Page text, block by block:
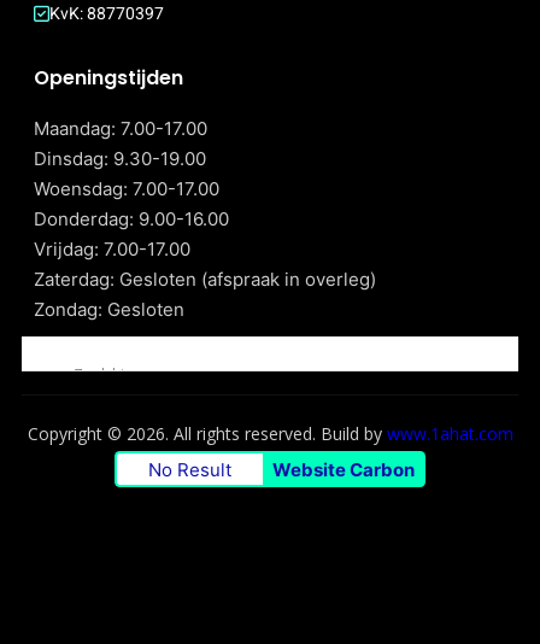
KvK: 88770397
Openingstijden
Maandag: 7.00-17.00
Dinsdag: 9.30-19.00
Woensdag: 7.00-17.00
Donderdag: 9.00-16.00
Vrijdag: 7.00-17.00
Zaterdag: Gesloten (afspraak in overleg)
Zondag: Gesloten
Copyright © 2026. All rights reserved. Build by www.1ahat.com
No Result
Website Carbon